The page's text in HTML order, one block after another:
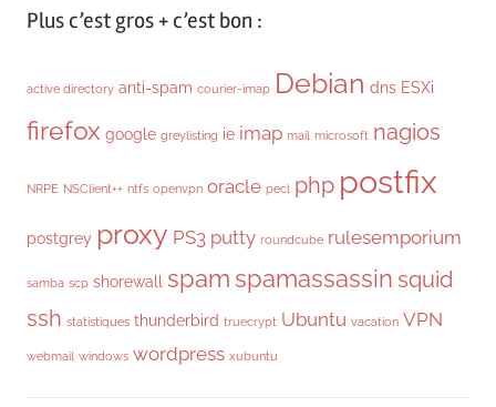
Plus c’est gros + c’est bon :
active directory anti-spam courier-imap Debian dns ESXi
firefox google greylisting ie imap mail microsoft nagios
NRPE NSClient++ ntfs openvpn oracle pecl php postfix
postgrey proxy PS3 putty roundcube rulesemporium
samba scp shorewall spam spamassassin squid
ssh statistiques thunderbird truecrypt Ubuntu vacation VPN
webmail windows wordpress xubuntu